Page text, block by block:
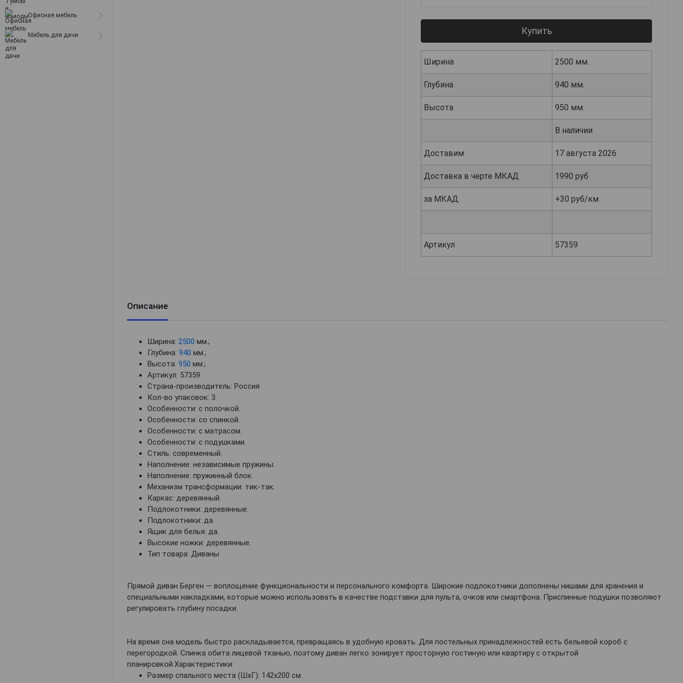
Офисная мебель
Мебель для дачи Купить
Ширина 2500 мм.
Глубина 940 мм.
Высота 950 мм.
В наличии
Доставим 17 августа 2026
Доставка в черте МКАД 1990 руб
за МКАД +30 руб/км
Артикул 57359
Описание
Ширина: 2500 мм.;
Глубина: 940 мм.;
Высота: 950 мм.;
Артикул: 57359
Страна-производитель: Россия
Кол-во упаковок: 3.
Особенности: с полочкой.
Особенности: со спинкой.
Особенности: с матрасом.
Особенности: с подушками.
Стиль: современный.
Наполнение: независимые пружины.
Наполнение: пружинный блок.
Механизм трансформации: тик-так.
Каркас: деревянный.
Подлокотники: деревянные.
Подлокотники: да.
Ящик для белья: да.
Высокие ножки: деревянные.
Тип товара: Диваны
Прямой диван Берген — воплощение функциональности и персонального комфорта. Широкие подлокотники дополнены нишами для хранения и
специальными накладками, которые можно использовать в качестве подставки для пульта, очков или смартфона. Приспинные подушки позволяют
регулировать глубину посадки.
На время сна модель быстро раскладывается, превращаясь в удобную кровать. Для постельных принадлежностей есть бельевой короб с
перегородкой. Спинка обита лицевой тканью, поэтому диван легко зонирует просторную гостиную или квартиру с открытой
планировкой.Характеристики:
Размер спального места (ШхГ): 142х200 см.